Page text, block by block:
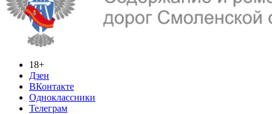
18+
Дзен
ВКонтакте
Одноклассники
Телеграм